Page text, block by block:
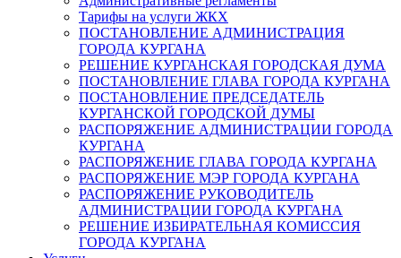
Тарифы на услуги ЖКХ
ПОСТАНОВЛЕНИЕ АДМИНИСТРАЦИЯ
ГОРОДА КУРГАНА
РЕШЕНИЕ КУРГАНСКАЯ ГОРОДСКАЯ ДУМА
ПОСТАНОВЛЕНИЕ ГЛАВА ГОРОДА КУРГАНА
ПОСТАНОВЛЕНИЕ ПРЕДСЕДАТЕЛЬ
КУРГАНСКОЙ ГОРОДСКОЙ ДУМЫ
РАСПОРЯЖЕНИЕ АДМИНИСТРАЦИИ ГОРОДА
КУРГАНА
РАСПОРЯЖЕНИЕ ГЛАВА ГОРОДА КУРГАНА
РАСПОРЯЖЕНИЕ МЭР ГОРОДА КУРГАНА
РАСПОРЯЖЕНИЕ РУКОВОДИТЕЛЬ
АДМИНИСТРАЦИИ ГОРОДА КУРГАНА
РЕШЕНИЕ ИЗБИРАТЕЛЬНАЯ КОМИССИЯ
ГОРОДА КУРГАНА